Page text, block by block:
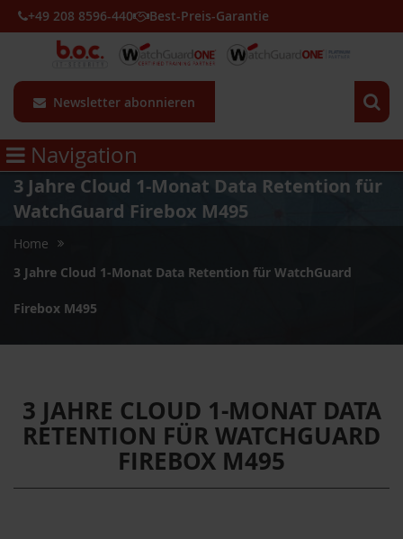
Newsletter abonnieren
+49 208 8596-440 Best-Preis-Garantie
Navigation
3 Jahre Cloud 1-Monat Data Retention für
WatchGuard Firebox M495
Home
3 Jahre Cloud 1-Monat Data Retention für WatchGuard
Firebox M495
3 JAHRE CLOUD 1-MONAT DATA
RETENTION FÜR WATCHGUARD
FIREBOX M495